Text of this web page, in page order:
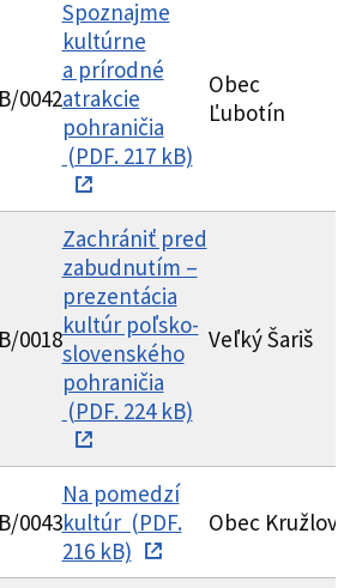
0042
Spoznajme
kultúrne
a prírodné
atrakcie
pohraničia
(PDF. 217 kB)
Obec
Ľubotín
0018
Zachrániť pred
zabudnutím –
prezentácia
kultúr poľsko-
slovenského
pohraničia
(PDF. 224 kB)
Veľký Šariš
0043
Na pomedzí
kultúr (PDF.
216 kB)
Obec Kružlov